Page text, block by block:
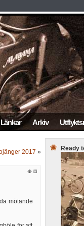
Länkar Arkiv
2017 »
mötande
Ready